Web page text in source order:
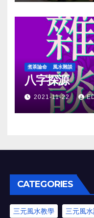
煮茶論命 風水雜談
八字探源
2021-11-22
CATEGORIES
三元風水教學 三元風